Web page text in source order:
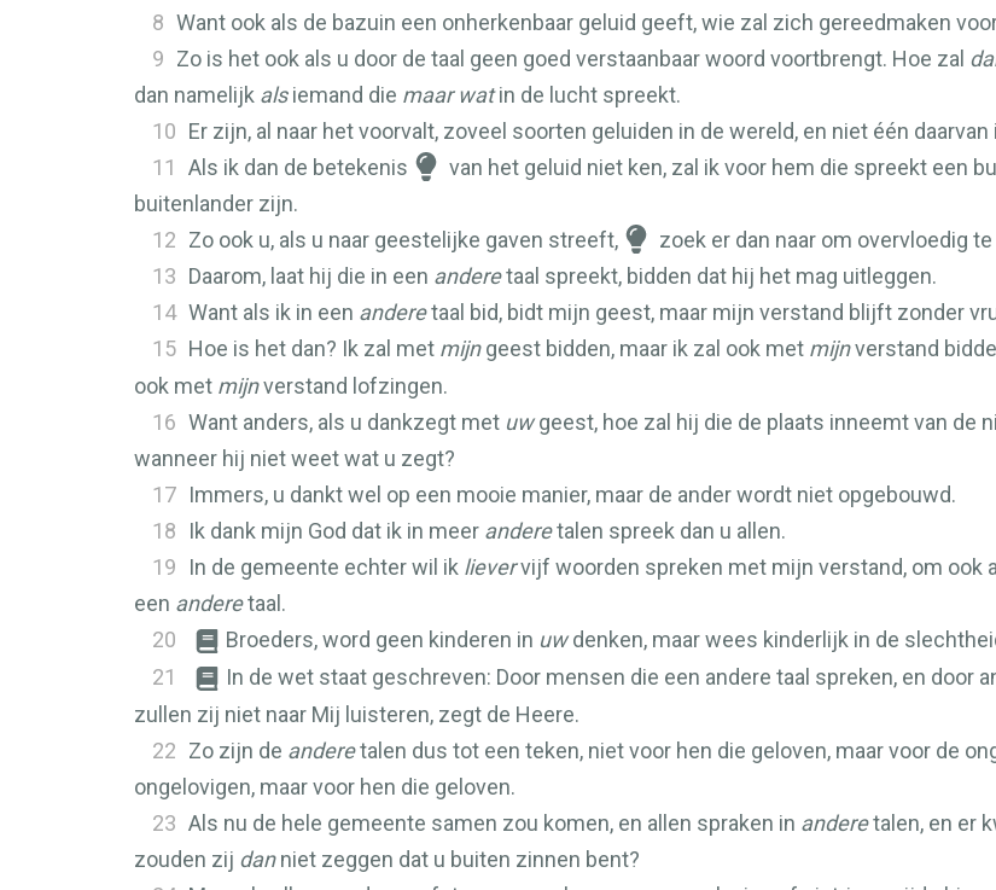
8 Want ook als de bazuin een onherkenbaar geluid geeft, wie zal zich gereedmaken
9 Zo is het ook als u door de taal geen goed verstaanbaar woord voortbrengt. Hoe zal
dan namelijk alsiemand die maar watin de lucht spreekt.
10 Er zijn, al naar het voorvalt, zoveel soorten geluiden in de wereld, en niet één
11
Als ik dan de betekenis
van het geluid niet ken, zal ik voor hem die spreekt een
buitenlander zijn.
12 Zo ook u, als u naar geestelijke gaven streeft, zoek er dan naar om overvloedig
13 Daarom, laat hij die in een anderetaal spreekt, bidden dat hij het mag uitleggen.
14 Want als ik in een anderetaal bid, bidt mijn geest, maar mijn verstand blijft zonder
15 Hoe is het dan? Ik zal met mijngeest bidden, maar ik zal ook met mijnverstand
ook met mijnverstand lofzingen.
16 Want anders, als u dankzegt met uwgeest, hoe zal hij die de plaats inneemt van de
wanneer hij niet weet wat u zegt?
17 Immers, u dankt wel op een mooie manier, maar de ander wordt niet opgebouwd.
18
Ik dank mijn God dat ik in meer anderetalen spreek dan u allen.
19
In de gemeente echter wil ik lievervijf woorden spreken met mijn verstand, om ook
een anderetaal.
20
Broeders, word geen kinderen in uwdenken, maar wees kinderlijk in de
21
In de wet staat geschreven: Door mensen die een andere taal spreken, en door
zullen zij niet naar Mij luisteren, zegt de Heere.
22 Zo zijn de anderetalen dus tot een teken, niet voor hen die geloven, maar voor de
ongelovigen, maar voor hen die geloven.
23 Als nu de hele gemeente samen zou komen, en allen spraken in anderetalen, en er
zouden zij danniet zeggen dat u buiten zinnen bent?